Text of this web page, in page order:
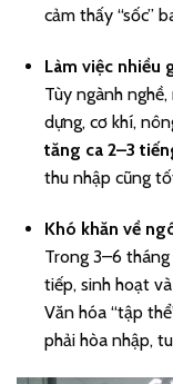
cảm thấy “sốc”
Làm việc nhiều
Tùy ngành
dựng, cơ khí,
tăng ca 2–3
thu nhập cũng
Khó khăn về
Trong 3–6
tiếp, sinh hoạt
Văn hóa “tập
phải hòa nhập,